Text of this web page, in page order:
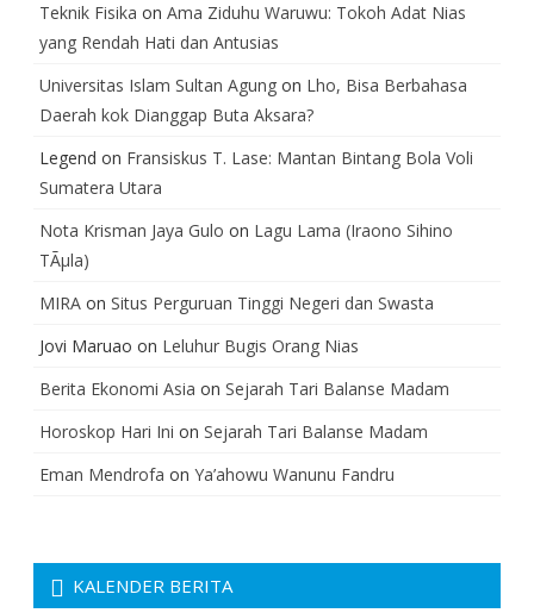
Teknik Fisika on Ama Ziduhu Waruwu: Tokoh Adat Nias
yang Rendah Hati dan Antusias
Universitas Islam Sultan Agung on Lho, Bisa Berbahasa
Daerah kok Dianggap Buta Aksara?
Legend on Fransiskus T. Lase: Mantan Bintang Bola Voli
Sumatera Utara
Nota Krisman Jaya Gulo on Lagu Lama (Iraono Sihino
TÃµla)
MIRA on Situs Perguruan Tinggi Negeri dan Swasta
Jovi Maruao on Leluhur Bugis Orang Nias
Berita Ekonomi Asia on Sejarah Tari Balanse Madam
Horoskop Hari Ini on Sejarah Tari Balanse Madam
Eman Mendrofa on Ya’ahowu Wanunu Fandru
KALENDER BERITA